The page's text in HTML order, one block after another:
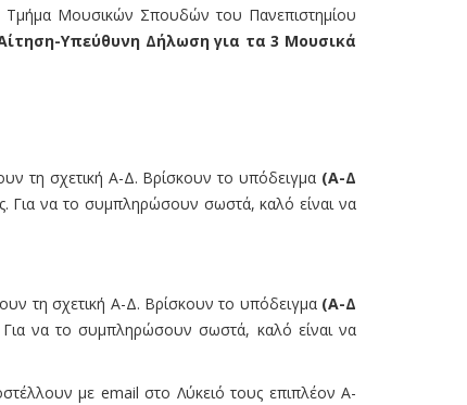
Τµήµα Μουσικών Σπουδών του Πανεπιστηµίου
Υπεύθυνη Δήλωση για τα 3 Μουσικά
τη σχετική Α-Δ. Βρίσκουν το υπόδειγμα (Α-Δ
Για να το συμπληρώσουν σωστά, καλό είναι να
τη σχετική Α-Δ. Βρίσκουν το υπόδειγμα (Α-Δ
να το συμπληρώσουν σωστά, καλό είναι να
με email στο Λύκειό τους επιπλέον Α-